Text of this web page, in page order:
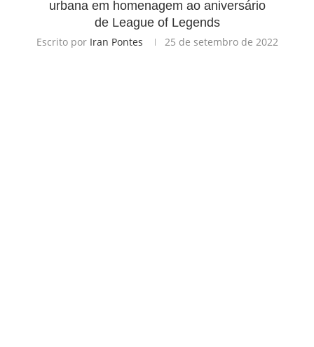
urbana em homenagem ao aniversário
de League of Legends
Escrito por Iran Pontes 25 de setembro de 2022